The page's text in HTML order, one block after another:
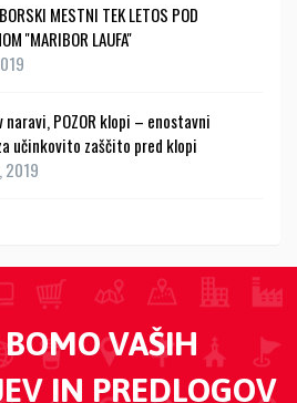
MESTNI TEK LETOS POD
''MARIBOR LAUFA''
naravi, POZOR klopi – enostavni
učinkovito zaščito pred klopi
2019
BOMO VAŠIH
IN PREDLOGOV